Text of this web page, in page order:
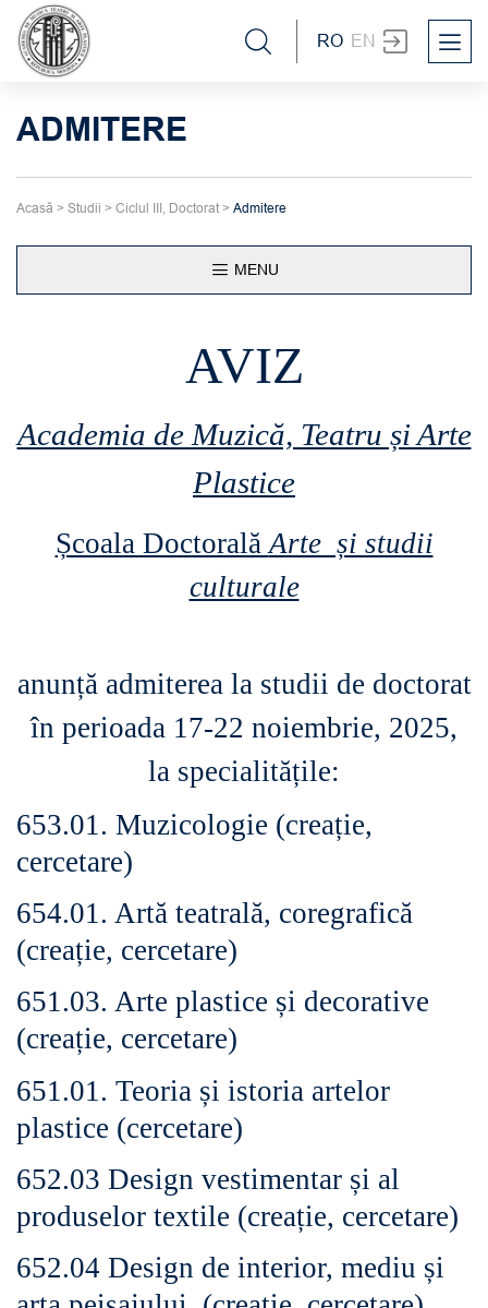
RO EN
ADMITERE
Acasă > Studii > Ciclul III, Doctorat > Admitere
MENU
AVIZ
Academia de Muzică, Teatru și Arte
Plastice
Școala Doctorală Arte și studii
culturale
anunță admiterea la studii de doctorat
în perioada 17-22 noiembrie, 2025,
la specialitățile:
653.01. Muzicologie (creație,
cercetare)
654.01. Artă teatrală, coregrafică
(creație, cercetare)
651.03. Arte plastice și decorative
(creație, cercetare)
651.01. Teoria și istoria artelor
plastice (cercetare)
652.03 Design vestimentar și al
produselor textile (creație, cercetare)
652.04 Design de interior, mediu și